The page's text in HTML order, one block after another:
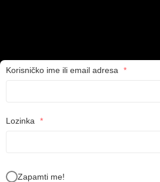
Korisničko ime ili email adresa *
Lozinka *
Zapamti me!